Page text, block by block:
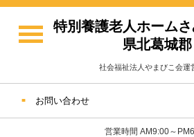
特別養護老人ホーム
県北葛城郡
社会福祉法人やまびこ会運
お問い合わせ
営業時間 AM9:00～